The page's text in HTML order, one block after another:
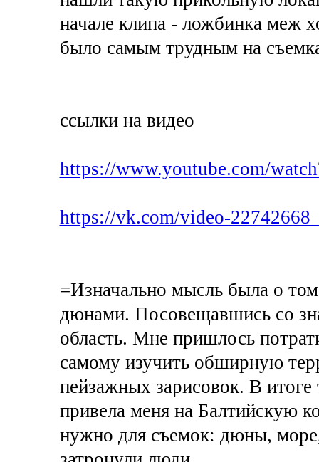
начале клипа - ложбинка меж
было самым трудным на
ссылки на видео
https://www.youtube.com/
https://vk.com/video-
=Изначально мысль была о
дюнами. Посовещавшись со
область. Мне пришлось
самому изучить обширную
пейзажных зарисовок. В итоге
привела меня на Балтийскую
нужно для съемок: дюны,